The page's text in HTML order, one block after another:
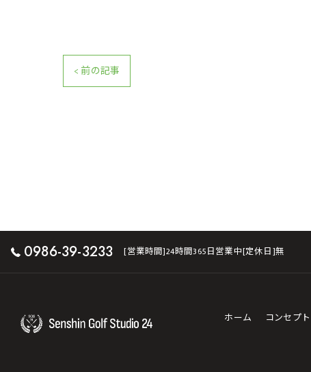
< 前の記事
0986-39-3233 [営業時間]24時間365日営業中[定休日]無
ホーム コンセプト